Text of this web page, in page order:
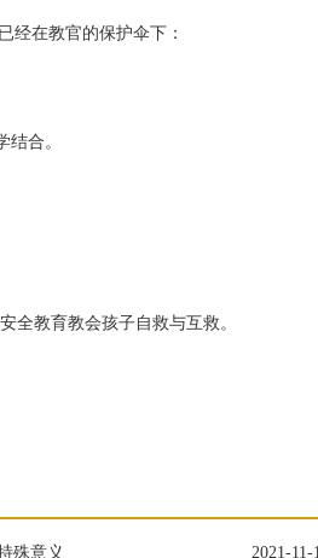
在教官的保护伞下：
合。
教育教会孩子自救与互救。
2021-11-
殊意义